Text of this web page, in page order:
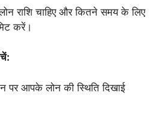
राशि चाहिए और कितने समय के लिए
करें।
पर आपके लोन की स्थिति दिखाई